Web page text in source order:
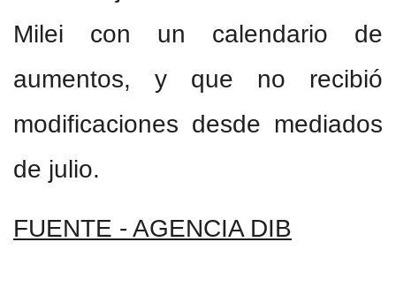
Milei con un calendario de
aumentos, y que no recibió
modificaciones desde mediados
de julio.
FUENTE - AGENCIA DIB